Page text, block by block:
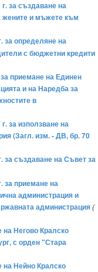
за създаване на
жените и мъжете към
за определяне на
с бюджетни кредити
приемане на Единен
и на Наредба за
в
за използване на
(Загл. изм. - ДВ, бр. 70
за създаване на Съвет за
за приемане на
администрация и
администрация(
на Негово Кралско
с орден "Стара
на Нейно Кралско